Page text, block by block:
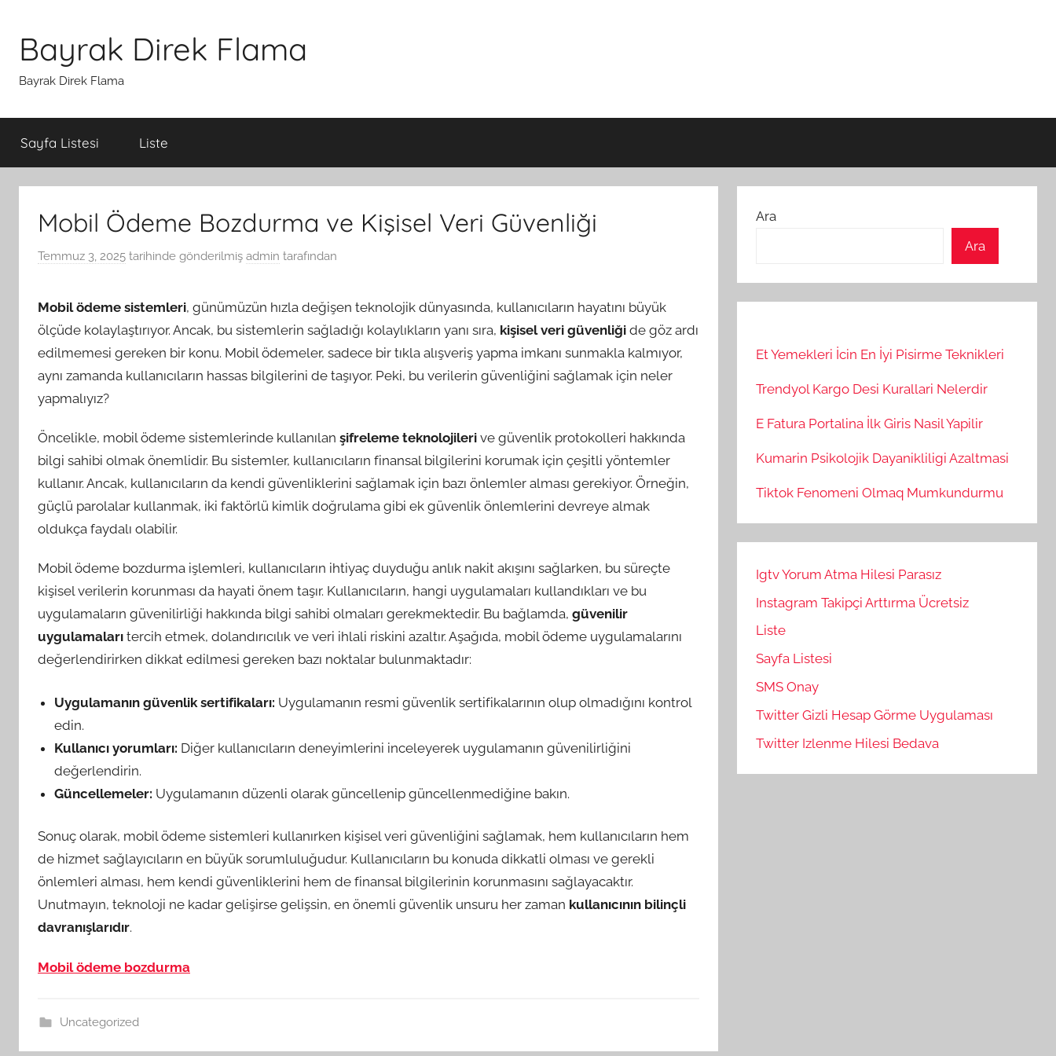
Bayrak Direk Flama
Bayrak Direk Flama
Sayfa Listesi Liste
Mobil Ödeme Bozdurma ve Kişisel Veri Güvenliği
Temmuz 3, 2025 tarihinde gönderilmiş admin tarafından
Mobil ödeme sistemleri, günümüzün hızla değişen teknolojik dünyasında, kullanıcıların hayatını büyük
ölçüde kolaylaştırıyor. Ancak, bu sistemlerin sağladığı kolaylıkların yanı sıra, kişisel veri güvenliği de göz ardı
edilmemesi gereken bir konu. Mobil ödemeler, sadece bir tıkla alışveriş yapma imkanı sunmakla kalmıyor,
aynı zamanda kullanıcıların hassas bilgilerini de taşıyor. Peki, bu verilerin güvenliğini sağlamak için neler
yapmalıyız?
Öncelikle, mobil ödeme sistemlerinde kullanılan şifreleme teknolojileri ve güvenlik protokolleri hakkında
bilgi sahibi olmak önemlidir. Bu sistemler, kullanıcıların finansal bilgilerini korumak için çeşitli yöntemler
kullanır. Ancak, kullanıcıların da kendi güvenliklerini sağlamak için bazı önlemler alması gerekiyor. Örneğin,
güçlü parolalar kullanmak, iki faktörlü kimlik doğrulama gibi ek güvenlik önlemlerini devreye almak
oldukça faydalı olabilir.
Mobil ödeme bozdurma işlemleri, kullanıcıların ihtiyaç duyduğu anlık nakit akışını sağlarken, bu süreçte
kişisel verilerin korunması da hayati önem taşır. Kullanıcıların, hangi uygulamaları kullandıkları ve bu
uygulamaların güvenilirliği hakkında bilgi sahibi olmaları gerekmektedir. Bu bağlamda, güvenilir
uygulamaları tercih etmek, dolandırıcılık ve veri ihlali riskini azaltır. Aşağıda, mobil ödeme uygulamalarını
değerlendirirken dikkat edilmesi gereken bazı noktalar bulunmaktadır:
Uygulamanın güvenlik sertifikaları: Uygulamanın resmi güvenlik sertifikalarının olup olmadığını kontrol
edin.
Kullanıcı yorumları: Diğer kullanıcıların deneyimlerini inceleyerek uygulamanın güvenilirliğini
değerlendirin.
Güncellemeler: Uygulamanın düzenli olarak güncellenip güncellenmediğine bakın.
Sonuç olarak, mobil ödeme sistemleri kullanırken kişisel veri güvenliğini sağlamak, hem kullanıcıların hem
de hizmet sağlayıcıların en büyük sorumluluğudur. Kullanıcıların bu konuda dikkatli olması ve gerekli
önlemleri alması, hem kendi güvenliklerini hem de finansal bilgilerinin korunmasını sağlayacaktır.
Unutmayın, teknoloji ne kadar gelişirse gelişsin, en önemli güvenlik unsuru her zaman kullanıcının bilinçli
davranışlarıdır.
Mobil ödeme bozdurma
Uncategorized
Ara
Ara
Et Yemekleri İcin En İyi Pisirme Teknikleri
Trendyol Kargo Desi Kurallari Nelerdir
E Fatura Portalina İlk Giris Nasil Yapilir
Kumarin Psikolojik Dayanikliligi Azaltmasi
Tiktok Fenomeni Olmaq Mumkundurmu
Igtv Yorum Atma Hilesi Parasız
Instagram Takipçi Arttırma Ücretsiz
Liste
Sayfa Listesi
SMS Onay
Twitter Gizli Hesap Görme Uygulaması
Twitter Izlenme Hilesi Bedava